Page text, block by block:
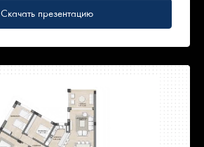
Скачать презентацию